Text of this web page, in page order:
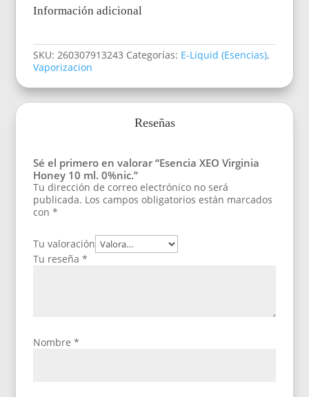
Información adicional
SKU:260307913243 Categorías: E-Liquid (Esencias),
Vaporizacion
Reseñas
Sé el primero en valorar “Esencia XEO Virginia
Honey 10 ml. 0%nic.”
Tu dirección de correo electrónico no será
publicada. Los campos obligatorios están marcados
con*
Tu valoración
Tu reseña*
Nombre*